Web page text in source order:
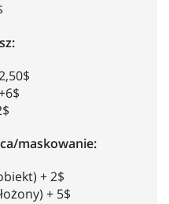
maskowanie:
+ 2$
+ 5$